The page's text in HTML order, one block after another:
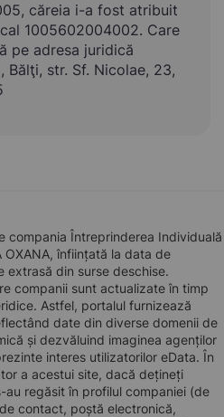
căreia i-a fost atribuit
1005602004002. Care
pe adresa juridică
Bălţi, str. Sf. Nicolae, 23,
compania Întreprinderea Individuală
OXANA, înființată la data de
extrasă din surse deschise.
companii sunt actualizate în timp
Astfel, portalul furnizează
date din diverse domenii de
și dezvăluind imaginea agenților
interes utilizatorilor eData. În
a acestui site, dacă dețineți
au regăsit în profilul companiei (de
contact, poștă electronică,